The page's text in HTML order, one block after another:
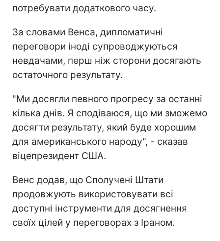
потребувати додаткового часу.
За словами Венса, дипломатичні
переговори іноді супроводжуються
невдачами, перш ніж сторони досягають
остаточного результату.
"Ми досягли певного прогресу за останні
кілька днів. Я сподіваюся, що ми зможемо
досягти результату, який буде хорошим
для американського народу", - сказав
віцепрезидент США.
Венс додав, що Сполучені Штати
продовжують використовувати всі
доступні інструменти для досягнення
своїх цілей у переговорах з Іраном.